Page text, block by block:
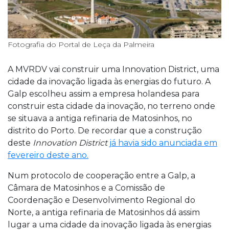
Fotografia do Portal de Leça da Palmeira
A MVRDV vai construir uma Innovation District, uma
cidade da inovação ligada às energias do futuro. A
Galp escolheu assim a empresa holandesa para
construir esta cidade da inovação, no terreno onde
se situava a antiga refinaria de Matosinhos, no
distrito do Porto. De recordar que a construção
deste Innovation District já havia sido anunciada em
fevereiro deste ano.
Num protocolo de cooperação entre a Galp, a
Câmara de Matosinhos e a Comissão de
Coordenação e Desenvolvimento Regional do
Norte, a antiga refinaria de Matosinhos dá assim
lugar a uma cidade da inovação ligada às energias